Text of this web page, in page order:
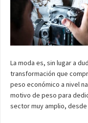
La moda es, sin lugar a
transformación que
peso económico a nivel
motivo de peso para
sector muy amplio,